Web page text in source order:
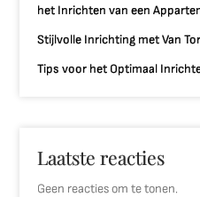
het Inrichten van een
Stijlvolle Inrichting met Van
Tips voor het Optimaal
Laatste reacties
Geen reacties om te tonen.